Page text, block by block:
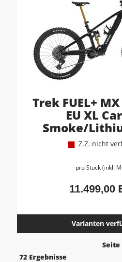
Trek FUEL+
EU XL
Smoke/
Z.Z. nicht
pro Stück (inkl.
11.499,00
Varianten
Seite
72 Ergebnisse